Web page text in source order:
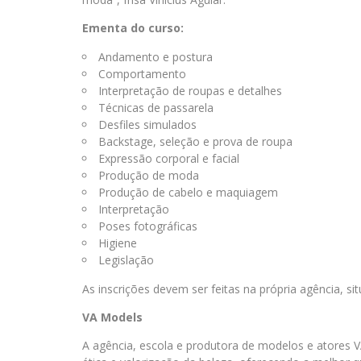
Ementa do curso:
Andamento e postura
Comportamento
Interpretação de roupas e detalhes
Técnicas de passarela
Desfiles simulados
Backstage, seleção e prova de roupa
Expressão corporal e facial
Produção de moda
Produção de cabelo e maquiagem
Interpretação
Poses fotográficas
Higiene
Legislação
As inscrições devem ser feitas na própria agência,
VA Models
A agência, escola e produtora de modelos e atores